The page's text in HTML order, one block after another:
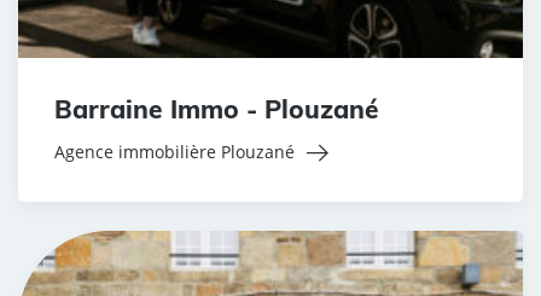
Barraine Immo - Plouzané
Agence immobilière Plouzané